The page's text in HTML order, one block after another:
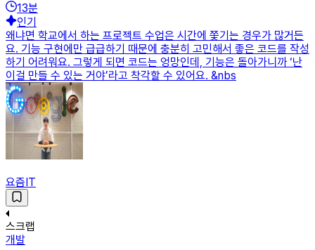
13분
인기
왜냐면 학교에서 하는 프로젝트 수업은 시간에 쫓기는 경우가 많거든
요. 기능 구현에만 급급하기 때문에 충분히 고민해서 좋은 코드를 작성
하기 어려워요. 그렇게 되면 코드는 엉망인데, 기능은 돌아가니까 ‘난
이걸 만들 수 있는 거야’라고 착각할 수 있어요. &nbs
요즘IT
스크랩
개발